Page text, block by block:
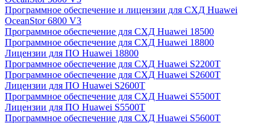
Программное обеспечение и лицензии для СХД Huawei
OceanStor 6800 V3
Программное обеспечение для СХД Huawei 18500
Программное обеспечение для СХД Huawei 18800
Лицензии для ПО Huawei 18800
Программное обеспечение для СХД Huawei S2200T
Программное обеспечение для СХД Huawei S2600T
Лицензии для ПО Huawei S2600T
Программное обеспечение для СХД Huawei S5500T
Лицензии для ПО Huawei S5500T
Программное обеспечение для СХД Huawei S5600T